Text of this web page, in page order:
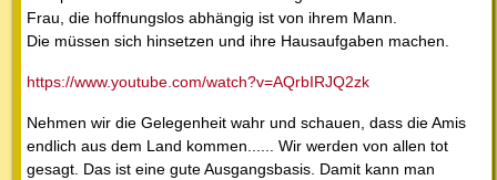
Frau, die hoffnungslos abhängig ist von ihrem Mann.
Die müssen sich hinsetzen und ihre Hausaufgaben machen.
https://www.youtube.com/watch?v=AQrbIRJQ2zk
Nehmen wir die Gelegenheit wahr und schauen, dass die Amis
endlich aus dem Land kommen...... Wir werden von allen tot
gesagt. Das ist eine gute Ausgangsbasis. Damit kann man